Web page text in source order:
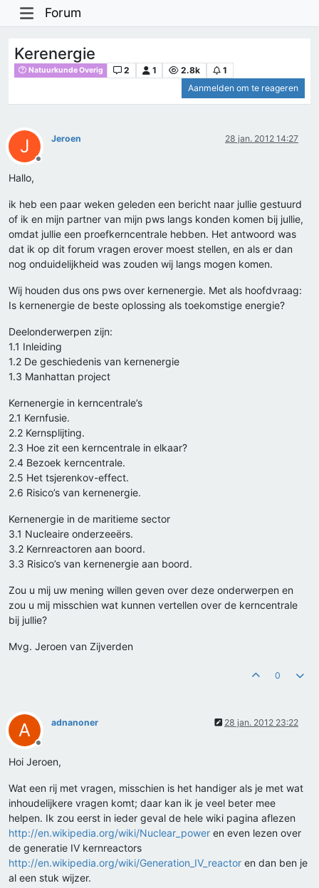
Forum
Kerenergie
Natuurkunde Overig 2 1 2.8k
1
Aanmelden om te reageren
J
Offline
Jeroen 28 jan. 2012 14:27
Hallo,
ik heb een paar weken geleden een bericht naar jullie gestuurd
of ik en mijn partner van mijn pws langs konden komen bij jullie,
omdat jullie een proefkerncentrale hebben. Het antwoord was
dat ik op dit forum vragen erover moest stellen, en als er dan
nog onduidelijkheid was zouden wij langs mogen komen.
Wij houden dus ons pws over kernenergie. Met als hoofdvraag:
Is kernenergie de beste oplossing als toekomstige energie?
Deelonderwerpen zijn:
1.1 Inleiding
1.2 De geschiedenis van kernenergie
1.3 Manhattan project
Kernenergie in kerncentrale’s
2.1 Kernfusie.
2.2 Kernsplijting.
2.3 Hoe zit een kerncentrale in elkaar?
2.4 Bezoek kerncentrale.
2.5 Het tsjerenkov-effect.
2.6 Risico’s van kernenergie.
Kernenergie in de maritieme sector
3.1 Nucleaire onderzeeërs.
3.2 Kernreactoren aan boord.
3.3 Risico’s van kernenergie aan boord.
Zou u mij uw mening willen geven over deze onderwerpen en
zou u mij misschien wat kunnen vertellen over de kerncentrale
bij jullie?
Mvg. Jeroen van Zijverden
0
A
Offline
adnanoner 28 jan. 2012 23:22
Hoi Jeroen,
Wat een rij met vragen, misschien is het handiger als je met wat
inhoudelijkere vragen komt; daar kan ik je veel beter mee
helpen. Ik zou eerst in ieder geval de hele wiki pagina aflezen
http://en.wikipedia.org/wiki/Nuclear_power en even lezen over
de generatie IV kernreactors
http://en.wikipedia.org/wiki/Generation_IV_reactor en dan ben je
al een stuk wijzer.